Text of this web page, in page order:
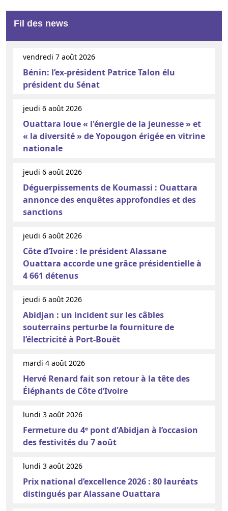
Fil des news
vendredi 7 août 2026
Bénin: l’ex-président Patrice Talon élu
président du Sénat
jeudi 6 août 2026
Ouattara loue « l'énergie de la jeunesse » et
« la diversité » de Yopougon érigée en vitrine
nationale
jeudi 6 août 2026
Déguerpissements de Koumassi : Ouattara
annonce des enquêtes approfondies et des
sanctions
jeudi 6 août 2026
Côte d’Ivoire : le président Alassane
Ouattara accorde une grâce présidentielle à
4 661 détenus
jeudi 6 août 2026
Abidjan : un incident sur les câbles
souterrains perturbe la fourniture de
l’électricité à Port-Bouët
mardi 4 août 2026
Hervé Renard fait son retour à la tête des
Éléphants de Côte d’Ivoire
lundi 3 août 2026
Fermeture du 4ᵉ pont d'Abidjan à l’occasion
des festivités du 7 août
lundi 3 août 2026
Prix national d’excellence 2026 : 80 lauréats
distingués par Alassane Ouattara